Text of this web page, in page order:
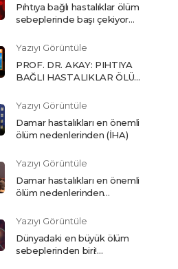
Pıhtıya bağlı hastalıklar ölüm
sebeplerinde başı çekiyor
Yazıyı Görüntüle
PROF. DR. AKAY: PIHTIYA
BAĞLI HASTALIKLAR ÖLÜM
ÇEKİYOR (Son Dakika)
Yazıyı Görüntüle
Damar hastalıkları en önemli
ölüm nedenlerinden (İHA)
Yazıyı Görüntüle
Damar hastalıkları en önemli
ölüm nedenlerinden
Yazıyı Görüntüle
Dünyadaki en büyük ölüm
sebeplerinden biri!